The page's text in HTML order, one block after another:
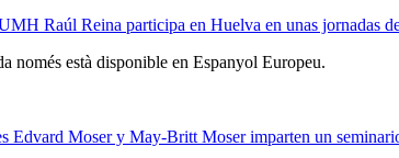
Raúl Reina participa en Huelva en unas jornadas
només està disponible en Espanyol Europeu.
Edvard Moser y May-Britt Moser imparten un